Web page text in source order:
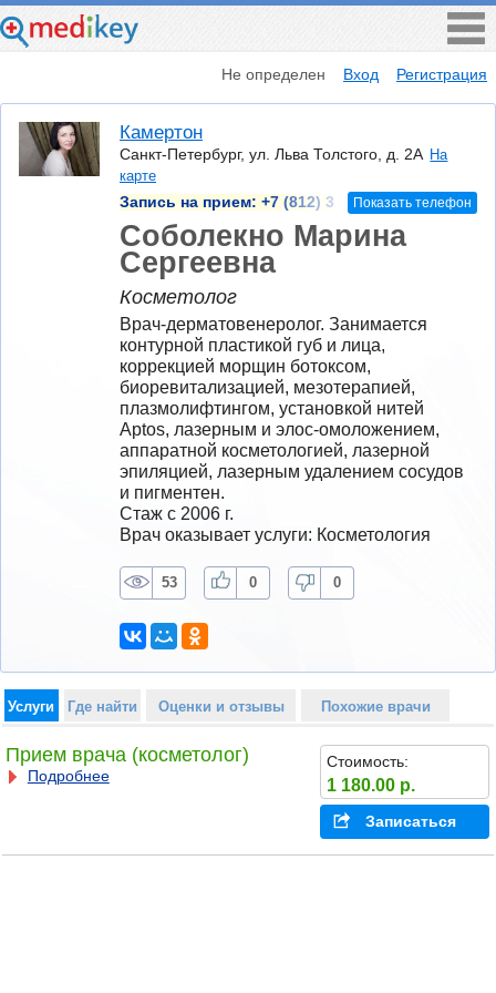
Не определен Вход Регистрация
Камертон
Санкт-Петербург, ул. Льва Толстого, д. 2А На
карте
Запись на прием: +7 (812) 3 Показать телефон
Соболекно Марина
Сергеевна
Косметолог
Врач-дерматовенеролог. Занимается
контурной пластикой губ и лица,
коррекцией морщин ботоксом,
биоревитализацией, мезотерапией,
плазмолифтингом, установкой нитей
Aptos, лазерным и элос-омоложением,
аппаратной косметологией, лазерной
эпиляцией, лазерным удалением сосудов
и пигментен.
Стаж с 2006 г.
Врач оказывает услуги: Косметология
53 0 0
Услуги Где найти Оценки и отзывы Похожие врачи
Прием врача (косметолог)
Подробнее
Стоимость:
1 180.00 р.
Записаться